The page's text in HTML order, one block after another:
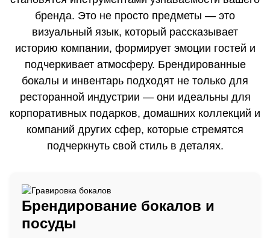
бренда. Это не просто предметы — это
визуальный язык, который рассказывает
историю компании, формирует эмоции гостей и
подчеркивает атмосферу. Брендированные
бокалы и инвентарь подходят не только для
ресторанной индустрии — они идеальны для
корпоративных подарков, домашних коллекций и
компаний других сфер, которые стремятся
подчеркнуть свой стиль в деталях.
Брендирование бокалов и
посуды